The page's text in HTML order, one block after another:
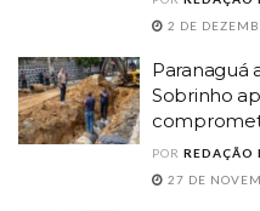
2 DE
Paranaguá
Sobrinho
POR REDAÇÃO
27 DE